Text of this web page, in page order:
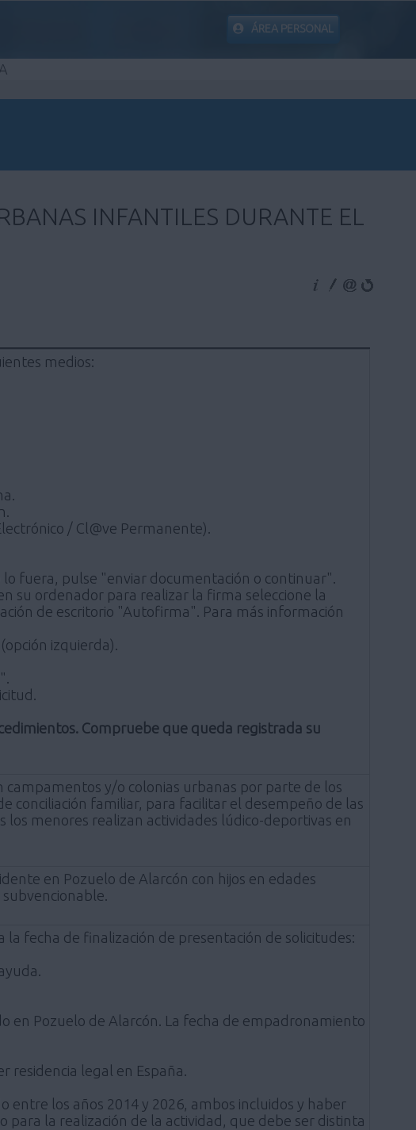
ÁREA PERSONAL
INFANTILES DURANTE EL
medios:
/ Cl@ve Permanente).
fuera, pulse "enviar documentación o continuar".
su ordenador para realizar la firma seleccione la
de escritorio "Autofirma". Para más información
izquierda).
Compruebe que queda registrada su
y/o colonias urbanas por parte de los
conciliación familiar, para facilitar el desempeño de las
menores realizan actividades lúdico-deportivas en
en Pozuelo de Alarcón con hijos en edades
fecha de finalización de presentación de solicitudes:
en Pozuelo de Alarcón. La fecha de empadronamiento
residencia legal en España.
entre los años 2014 y 2026, ambos incluidos y haber
la realización de la actividad, que debe ser distinta